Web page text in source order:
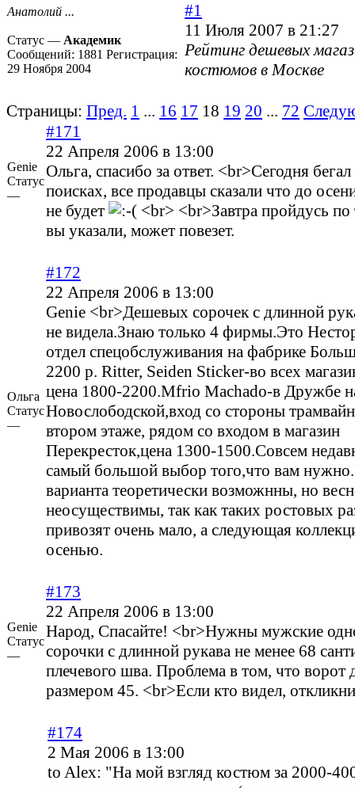
Анатолий ...
Статус — Академик
Сообщений: 1881 Регистрация:
29 Ноября 2004
#1
11 Июля 2007 в 21:27
Рейтинг дешевых
костюмов в Москве
Страницы: Пред. 1 ... 16 17 18 19 20 ... 72
Genie
Статус
—
#171
22 Апреля 2006 в 13:00
Ольга, спасибо за ответ. <br>Сегодня
поисках, все продавцы сказали что до
не будет
<br> <br>Завтра пройдусь по
вы указали, может повезет.
Oльга
Статус
—
#172
22 Апреля 2006 в 13:00
Genie <br>Дешевых сорочек с длинной
не видела.Знаю только 4 фирмы.Это
отдел спецобслуживания на фабрике
2200 р. Ritter, Seiden Sticker-во всех
цена 1800-2200.Mfrio Machado-в Дружбе
Новослободской,вход со стороны
втором этаже, рядом со входом в магазин
Перекресток,цена 1300-1500.Совсем
самый большой выбор того,что вам
варианта теоретически возможнны, но
неосуществимы, так как таких ростовых
привозят очень мало, а следующая
осенью.
Genie
Статус
—
#173
22 Апреля 2006 в 13:00
Народ, Спасайте! <br>Нужны мужские
сорочки с длинной рукава не менее 68
плечевого шва. Проблема в том, что ворот
размером 45. <br>Если кто видел,
#174
2 Мая 2006 в 13:00
to Alex: "На мой взгляд костюм за 2000-